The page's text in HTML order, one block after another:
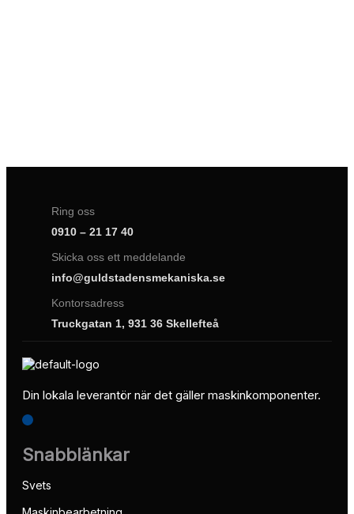
Ring oss
0910 – 21 17 40
Skicka oss ett meddelande
info@guldstadensmekaniska.se
Kontorsadress
Truckgatan 1, 931 36 Skellefteå
Din lokala leverantör när det gäller maskinkomponenter.
Snabblänkar
Svets